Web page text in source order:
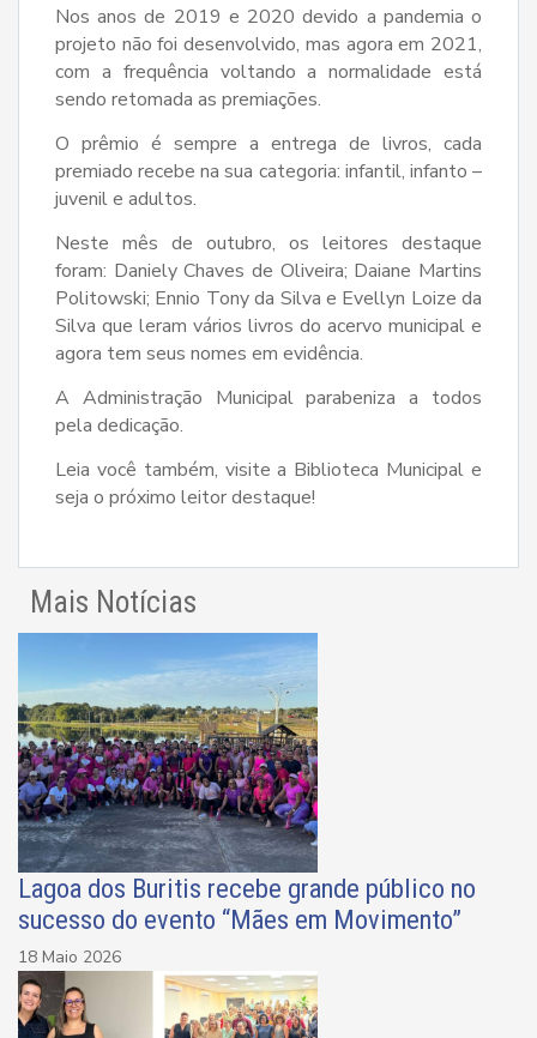
Nos anos de 2019 e 2020 devido a pandemia o
projeto não foi desenvolvido, mas agora em 2021,
com a frequência voltando a normalidade está
sendo retomada as premiações.
O prêmio é sempre a entrega de livros, cada
premiado recebe na sua categoria: infantil, infanto –
juvenil e adultos.
Neste mês de outubro, os leitores destaque
foram: Daniely Chaves de Oliveira; Daiane Martins
Politowski; Ennio Tony da Silva e Evellyn Loize da
Silva que leram vários livros do acervo municipal e
agora tem seus nomes em evidência.
A Administração Municipal parabeniza a todos
pela dedicação.
Leia você também, visite a Biblioteca Municipal e
seja o próximo leitor destaque!
Mais Notícias
Lagoa dos Buritis recebe grande público no
sucesso do evento “Mães em Movimento”
18 Maio 2026